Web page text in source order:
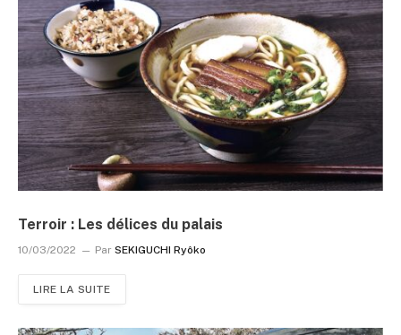
Terroir : Les délices du palais
10/03/2022 Par SEKIGUCHI Ryôko
LIRE LA SUITE